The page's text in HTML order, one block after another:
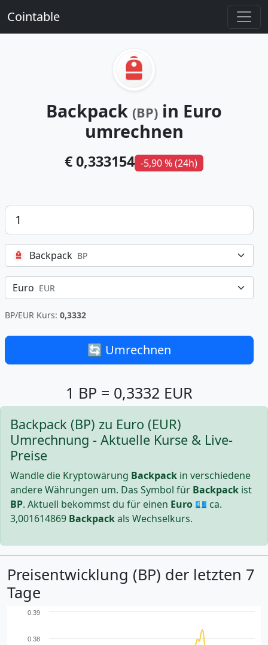
Cointable
Backpack (BP) in Euro
umrechnen
€ 0,333154 -5,90 % (24h)
Betrag
Backpack BP
Euro EUR
BP/EUR Kurs: 0,3332
🔄 Umrechnen
1 BP = 0,3332 EUR
Backpack (BP) zu Euro (EUR)
Umrechnung - Aktuelle Kurse & Live-
Preise
Wandle die Kryptowärung Backpack in verschiedene
andere Währungen um. Das Symbol für Backpack ist
BP. Aktuell bekommst du für einen Euro 💶 ca.
3,001614869 Backpackals Wechselkurs.
Preisentwicklung (BP) der letzten 7
Tage
0.38
0.39